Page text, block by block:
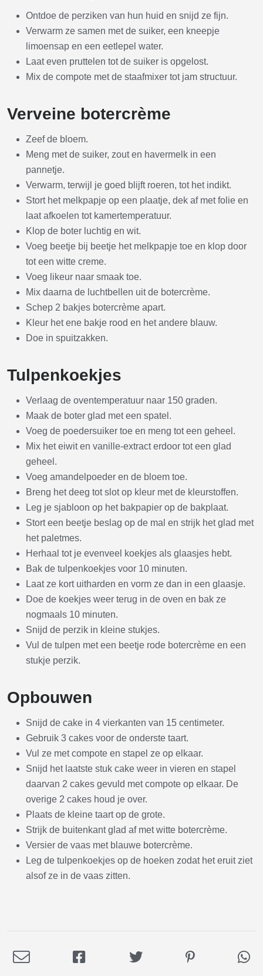
Ontdoe de perziken van hun huid en snijd ze fijn.
Verwarm ze samen met de suiker, een kneepje
limoensap en een eetlepel water.
Laat even pruttelen tot de suiker is opgelost.
Mix de compote met de staafmixer tot jam structuur.
Verveine botercrème
Zeef de bloem.
Meng met de suiker, zout en havermelk in een
pannetje.
Verwarm, terwijl je goed blijft roeren, tot het indikt.
Stort het melkpapje op een plaatje, dek af met folie en
laat afkoelen tot kamertemperatuur.
Klop de boter luchtig en wit.
Voeg beetje bij beetje het melkpapje toe en klop door
tot een witte creme.
Voeg likeur naar smaak toe.
Mix daarna de luchtbellen uit de botercrème.
Schep 2 bakjes botercrème apart.
Kleur het ene bakje rood en het andere blauw.
Doe in spuitzakken.
Tulpenkoekjes
Verlaag de oventemperatuur naar 150 graden.
Maak de boter glad met een spatel.
Voeg de poedersuiker toe en meng tot een geheel.
Mix het eiwit en vanille-extract erdoor tot een glad
geheel.
Voeg amandelpoeder en de bloem toe.
Breng het deeg tot slot op kleur met de kleurstoffen.
Leg je sjabloon op het bakpapier op de bakplaat.
Stort een beetje beslag op de mal en strijk het glad met
het paletmes.
Herhaal tot je evenveel koekjes als glaasjes hebt.
Bak de tulpenkoekjes voor 10 minuten.
Laat ze kort uitharden en vorm ze dan in een glaasje.
Doe de koekjes weer terug in de oven en bak ze
nogmaals 10 minuten.
Snijd de perzik in kleine stukjes.
Vul de tulpen met een beetje rode botercrème en een
stukje perzik.
Opbouwen
Snijd de cake in 4 vierkanten van 15 centimeter.
Gebruik 3 cakes voor de onderste taart.
Vul ze met compote en stapel ze op elkaar.
Snijd het laatste stuk cake weer in vieren en stapel
daarvan 2 cakes gevuld met compote op elkaar. De
overige 2 cakes houd je over.
Plaats de kleine taart op de grote.
Strijk de buitenkant glad af met witte botercrème.
Versier de vaas met blauwe botercrème.
Leg de tulpenkoekjes op de hoeken zodat het eruit ziet
alsof ze in de vaas zitten.
Deel
Deel